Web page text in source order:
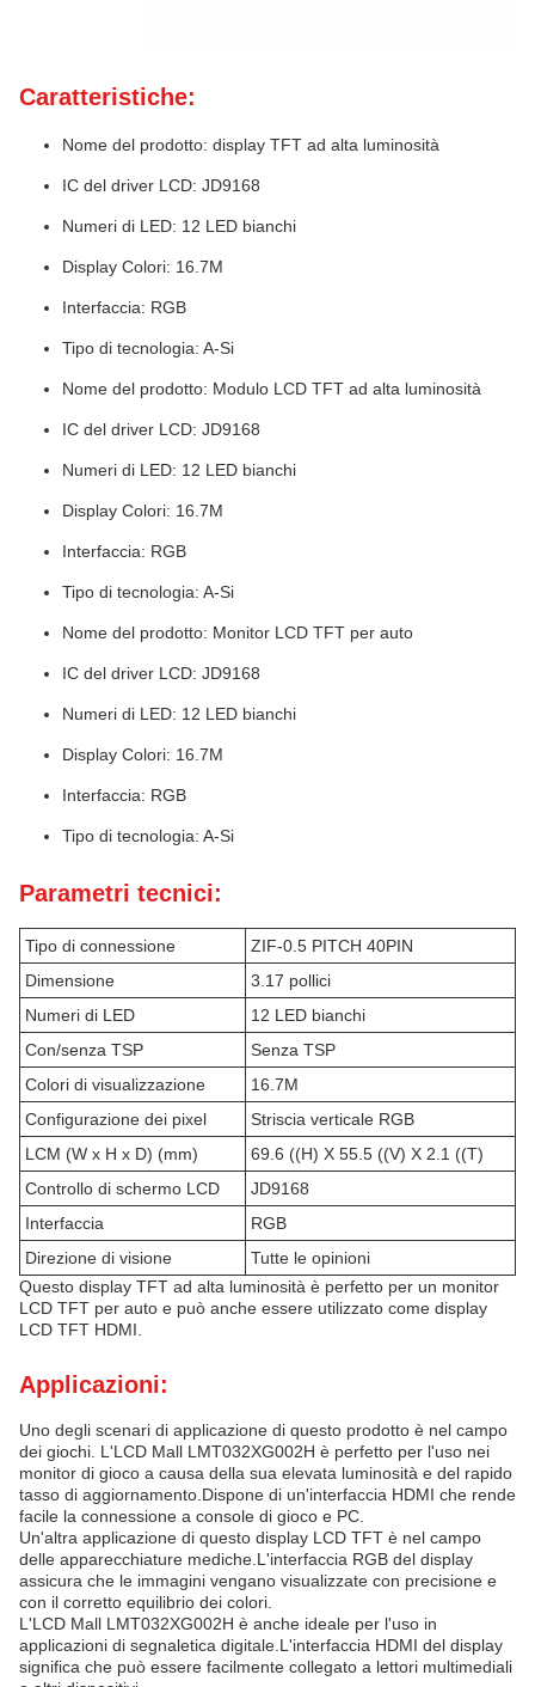
Caratteristiche:
Nome del prodotto: display TFT ad alta luminosità
IC del driver LCD: JD9168
Numeri di LED: 12 LED bianchi
Display Colori: 16.7M
Interfaccia: RGB
Tipo di tecnologia: A-Si
Nome del prodotto: Modulo LCD TFT ad alta luminosità
IC del driver LCD: JD9168
Numeri di LED: 12 LED bianchi
Display Colori: 16.7M
Interfaccia: RGB
Tipo di tecnologia: A-Si
Nome del prodotto: Monitor LCD TFT per auto
IC del driver LCD: JD9168
Numeri di LED: 12 LED bianchi
Display Colori: 16.7M
Interfaccia: RGB
Tipo di tecnologia: A-Si
Parametri tecnici:
Tipo di connessione
ZIF-0.5 PITCH 40PIN
Dimensione
3.17 pollici
Numeri di LED
12 LED bianchi
Con/senza TSP
Senza TSP
Colori di visualizzazione
16.7M
Configurazione dei pixel
Striscia verticale RGB
LCM (W x H x D) (mm)
69.6 ((H) X 55.5 ((V) X 2.1 ((T)
Controllo di schermo LCD
JD9168
Interfaccia
RGB
Direzione di visione
Tutte le opinioni
Questo display TFT ad alta luminosità è perfetto per un monitor
LCD TFT per auto e può anche essere utilizzato come display
LCD TFT HDMI.
Applicazioni:
Uno degli scenari di applicazione di questo prodotto è nel campo
dei giochi. L'LCD Mall LMT032XG002H è perfetto per l'uso nei
monitor di gioco a causa della sua elevata luminosità e del rapido
tasso di aggiornamento.Dispone di un'interfaccia HDMI che rende
facile la connessione a console di gioco e PC.
Un'altra applicazione di questo display LCD TFT è nel campo
delle apparecchiature mediche.L'interfaccia RGB del display
assicura che le immagini vengano visualizzate con precisione e
con il corretto equilibrio dei colori.
L'LCD Mall LMT032XG002H è anche ideale per l'uso in
applicazioni di segnaletica digitale.L'interfaccia HDMI del display
significa che può essere facilmente collegato a lettori multimediali